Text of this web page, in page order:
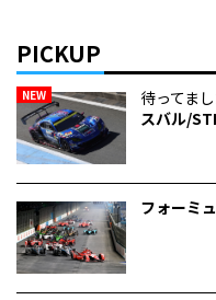
PICKUP
NEW
待ってまし
スバル/
フォーミ